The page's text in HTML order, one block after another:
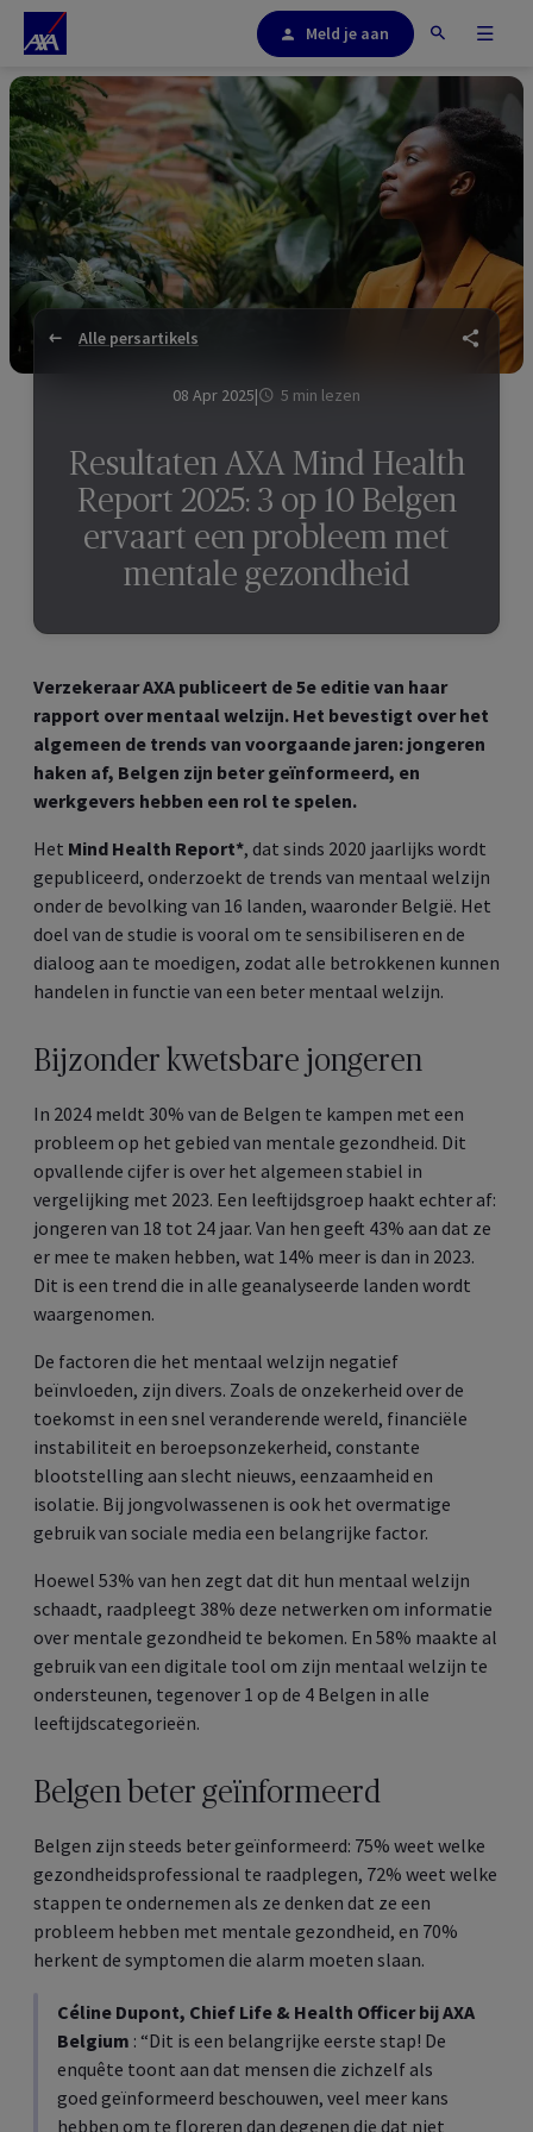
Meld je aan
Alle persartikels
08 Apr 2025| 5 min lezen
Resultaten AXA Mind Health
Report 2025: 3 op 10 Belgen
ervaart een probleem met
mentale gezondheid
Verzekeraar AXA publiceert de 5e editie van haar
rapport over mentaal welzijn. Het bevestigt over het
algemeen de trends van voorgaande jaren: jongeren
haken af, Belgen zijn beter geïnformeerd, en
werkgevers hebben een rol te spelen.
Het Mind Health Report*, dat sinds 2020 jaarlijks wordt
gepubliceerd, onderzoekt de trends van mentaal welzijn
onder de bevolking van 16 landen, waaronder België. Het
doel van de studie is vooral om te sensibiliseren en de
dialoog aan te moedigen, zodat alle betrokkenen kunnen
handelen in functie van een beter mentaal welzijn.
Bijzonder kwetsbare jongeren
In 2024 meldt 30% van de Belgen te kampen met een
probleem op het gebied van mentale gezondheid. Dit
opvallende cijfer is over het algemeen stabiel in
vergelijking met 2023. Een leeftijdsgroep haakt echter af:
jongeren van 18 tot 24 jaar. Van hen geeft 43% aan dat ze
er mee te maken hebben, wat 14% meer is dan in 2023.
Dit is een trend die in alle geanalyseerde landen wordt
waargenomen.
De factoren die het mentaal welzijn negatief
beïnvloeden, zijn divers. Zoals de onzekerheid over de
toekomst in een snel veranderende wereld, financiële
instabiliteit en beroepsonzekerheid, constante
blootstelling aan slecht nieuws, eenzaamheid en
isolatie. Bij jongvolwassenen is ook het overmatige
gebruik van sociale media een belangrijke factor.
Hoewel 53% van hen zegt dat dit hun mentaal welzijn
schaadt, raadpleegt 38% deze netwerken om informatie
over mentale gezondheid te bekomen. En 58% maakte al
gebruik van een digitale tool om zijn mentaal welzijn te
ondersteunen, tegenover 1 op de 4 Belgen in alle
leeftijdscategorieën.
Belgen beter geïnformeerd
Belgen zijn steeds beter geïnformeerd: 75% weet welke
gezondheidsprofessional te raadplegen, 72% weet welke
stappen te ondernemen als ze denken dat ze een
probleem hebben met mentale gezondheid, en 70%
herkent de symptomen die alarm moeten slaan.
Céline Dupont, Chief Life & Health Officerbij AXA
Belgium : “Dit is een belangrijke eerste stap! De
enquête toont aan dat mensen die zichzelf als
goed geïnformeerd beschouwen, veel meer kans
hebben om te floreren dan degenen die dat niet